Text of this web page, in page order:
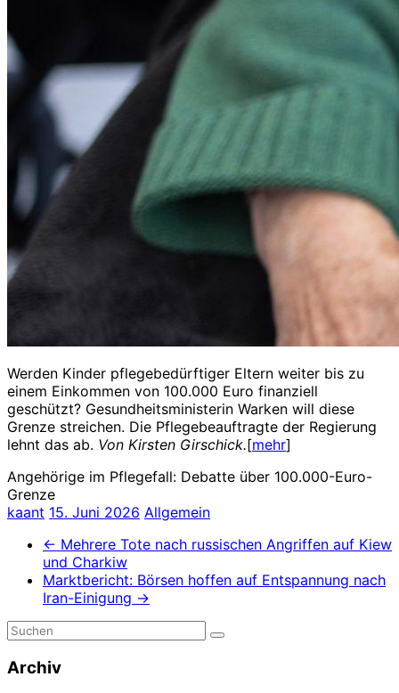
Werden Kinder pflegebedürftiger Eltern weiter bis zu
einem Einkommen von 100.000 Euro finanziell
geschützt? Gesundheitsministerin Warken will diese
Grenze streichen. Die Pflegebeauftragte der Regierung
lehnt das ab. Von Kirsten Girschick.[mehr]
Angehörige im Pflegefall: Debatte über 100.000-Euro-
Grenze
kaant 15. Juni 2026 Allgemein
← Mehrere Tote nach russischen Angriffen auf Kiew
und Charkiw
Marktbericht: Börsen hoffen auf Entspannung nach
Iran-Einigung →
Archiv